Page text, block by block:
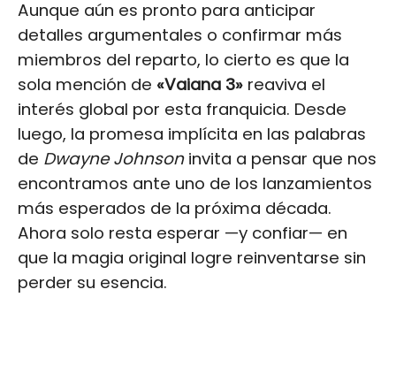
Aunque aún es pronto para anticipar
detalles argumentales o confirmar más
miembros del reparto, lo cierto es que la
sola mención de «Vaiana 3» reaviva el
interés global por esta franquicia. Desde
luego, la promesa implícita en las palabras
de Dwayne Johnsoninvita a pensar que nos
encontramos ante uno de los lanzamientos
más esperados de la próxima década.
Ahora solo resta esperar —y confiar— en
que la magia original logre reinventarse sin
perder su esencia.